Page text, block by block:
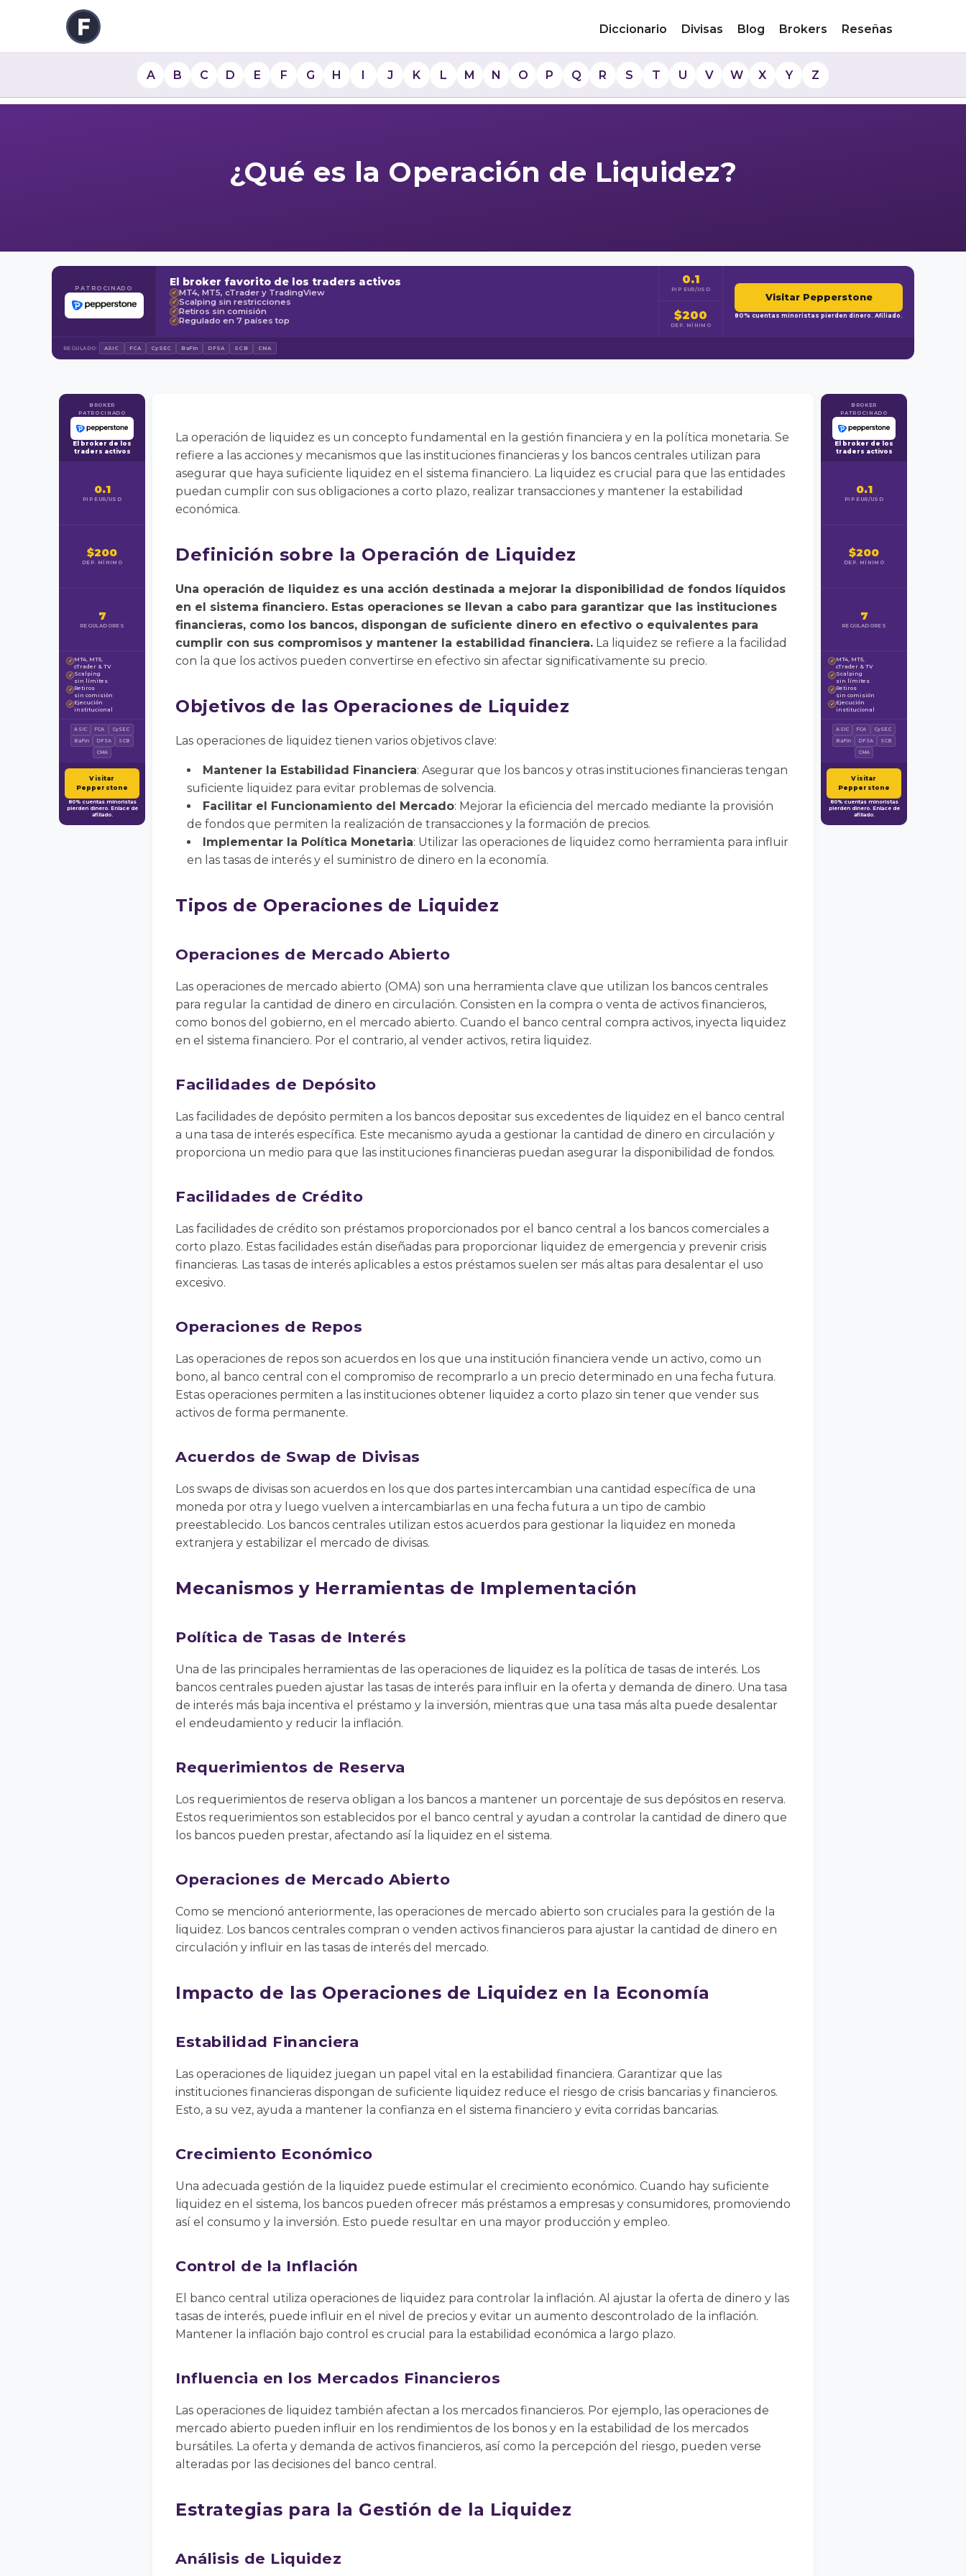
Diccionario Divisas Blog Brokers Reseñas
A B C D E F G H I J K L M N O P Q R S T U V W X Y Z
¿Qué es la Operación de Liquidez?
PATROCINADO El broker favorito de los traders activos
✓ MT4, MT5, cTrader y TradingView
✓ Scalping sin restricciones
✓ Retiros sin comisión
✓ Regulado en 7 países top
0.1
PIP EUR/USD
$200
DEP. MÍNIMO
Visitar Pepperstone
80% cuentas minoristas pierden dinero. Afiliado.
REGULADO: ASIC FCA CySEC BaFin DFSA SCB CMA
BROKER
PATROCINADO
El broker de los
traders activos
0.1
PIP EUR/USD
$200
DEP. MÍNIMO
7
REGULADORES
✓ MT4, MT5,
cTrader & TV
✓ Scalping
sin límites
✓ Retiros
sin comisión
✓ Ejecución
institucional
ASIC FCA
CySEC
BaFin
DFSA
SCB
CMA
Visitar
Pepperstone
80% cuentas minoristas
pierden dinero. Enlace de
afiliado.
La operación de liquidez es un concepto fundamental en la gestión financiera y en la política monetaria. Se
refiere a las acciones y mecanismos que las instituciones financieras y los bancos centrales utilizan para
asegurar que haya suficiente liquidez en el sistema financiero. La liquidez es crucial para que las entidades
puedan cumplir con sus obligaciones a corto plazo, realizar transacciones y mantener la estabilidad
económica.
Definición sobre la Operación de Liquidez
Una operación de liquidez es una acción destinada a mejorar la disponibilidad de fondos líquidos
en el sistema financiero. Estas operaciones se llevan a cabo para garantizar que las instituciones
financieras, como los bancos, dispongan de suficiente dinero en efectivo o equivalentes para
cumplir con sus compromisos y mantener la estabilidad financiera. La liquidez se refiere a la facilidad
con la que los activos pueden convertirse en efectivo sin afectar significativamente su precio.
Objetivos de las Operaciones de Liquidez
Las operaciones de liquidez tienen varios objetivos clave:
Mantener la Estabilidad Financiera: Asegurar que los bancos y otras instituciones financieras tengan
suficiente liquidez para evitar problemas de solvencia.
Facilitar el Funcionamiento del Mercado: Mejorar la eficiencia del mercado mediante la provisión
de fondos que permiten la realización de transacciones y la formación de precios.
Implementar la Política Monetaria: Utilizar las operaciones de liquidez como herramienta para influir
en las tasas de interés y el suministro de dinero en la economía.
Tipos de Operaciones de Liquidez
Operaciones de Mercado Abierto
Las operaciones de mercado abierto (OMA) son una herramienta clave que utilizan los bancos centrales
para regular la cantidad de dinero en circulación. Consisten en la compra o venta de activos financieros,
como bonos del gobierno, en el mercado abierto. Cuando el banco central compra activos, inyecta liquidez
en el sistema financiero. Por el contrario, al vender activos, retira liquidez.
Facilidades de Depósito
Las facilidades de depósito permiten a los bancos depositar sus excedentes de liquidez en el banco central
a una tasa de interés específica. Este mecanismo ayuda a gestionar la cantidad de dinero en circulación y
proporciona un medio para que las instituciones financieras puedan asegurar la disponibilidad de fondos.
Facilidades de Crédito
Las facilidades de crédito son préstamos proporcionados por el banco central a los bancos comerciales a
corto plazo. Estas facilidades están diseñadas para proporcionar liquidez de emergencia y prevenir crisis
financieras. Las tasas de interés aplicables a estos préstamos suelen ser más altas para desalentar el uso
excesivo.
Operaciones de Repos
Las operaciones de repos son acuerdos en los que una institución financiera vende un activo, como un
bono, al banco central con el compromiso de recomprarlo a un precio determinado en una fecha futura.
Estas operaciones permiten a las instituciones obtener liquidez a corto plazo sin tener que vender sus
activos de forma permanente.
Acuerdos de Swap de Divisas
Los swaps de divisas son acuerdos en los que dos partes intercambian una cantidad específica de una
moneda por otra y luego vuelven a intercambiarlas en una fecha futura a un tipo de cambio
preestablecido. Los bancos centrales utilizan estos acuerdos para gestionar la liquidez en moneda
extranjera y estabilizar el mercado de divisas.
Mecanismos y Herramientas de Implementación
Política de Tasas de Interés
Una de las principales herramientas de las operaciones de liquidez es la política de tasas de interés. Los
bancos centrales pueden ajustar las tasas de interés para influir en la oferta y demanda de dinero. Una tasa
de interés más baja incentiva el préstamo y la inversión, mientras que una tasa más alta puede desalentar
el endeudamiento y reducir la inflación.
Requerimientos de Reserva
Los requerimientos de reserva obligan a los bancos a mantener un porcentaje de sus depósitos en reserva.
Estos requerimientos son establecidos por el banco central y ayudan a controlar la cantidad de dinero que
los bancos pueden prestar, afectando así la liquidez en el sistema.
Operaciones de Mercado Abierto
Como se mencionó anteriormente, las operaciones de mercado abierto son cruciales para la gestión de la
liquidez. Los bancos centrales compran o venden activos financieros para ajustar la cantidad de dinero en
circulación y influir en las tasas de interés del mercado.
Impacto de las Operaciones de Liquidez en la Economía
Estabilidad Financiera
Las operaciones de liquidez juegan un papel vital en la estabilidad financiera. Garantizar que las
instituciones financieras dispongan de suficiente liquidez reduce el riesgo de crisis bancarias y financieros.
Esto, a su vez, ayuda a mantener la confianza en el sistema financiero y evita corridas bancarias.
Crecimiento Económico
Una adecuada gestión de la liquidez puede estimular el crecimiento económico. Cuando hay suficiente
liquidez en el sistema, los bancos pueden ofrecer más préstamos a empresas y consumidores, promoviendo
así el consumo y la inversión. Esto puede resultar en una mayor producción y empleo.
Control de la Inflación
El banco central utiliza operaciones de liquidez para controlar la inflación. Al ajustar la oferta de dinero y las
tasas de interés, puede influir en el nivel de precios y evitar un aumento descontrolado de la inflación.
Mantener la inflación bajo control es crucial para la estabilidad económica a largo plazo.
Influencia en los Mercados Financieros
Las operaciones de liquidez también afectan a los mercados financieros. Por ejemplo, las operaciones de
mercado abierto pueden influir en los rendimientos de los bonos y en la estabilidad de los mercados
bursátiles. La oferta y demanda de activos financieros, así como la percepción del riesgo, pueden verse
alteradas por las decisiones del banco central.
Estrategias para la Gestión de la Liquidez
Análisis de Liquidez
BROKER
PATROCINADO
El broker de los
traders activos
0.1
PIP EUR/USD
$200
DEP. MÍNIMO
7
REGULADORES
✓ MT4, MT5,
cTrader & TV
✓ Scalping
sin límites
✓ Retiros
sin comisión
✓ Ejecución
institucional
ASIC FCA
CySEC
BaFin
DFSA
SCB
CMA
Visitar
Pepperstone
80% cuentas minoristas
pierden dinero. Enlace de
afiliado.